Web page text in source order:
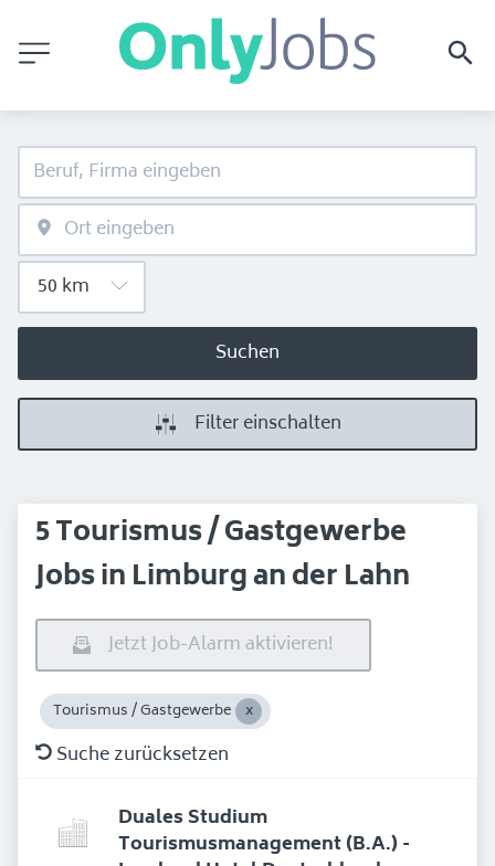
Suchen
Filter einschalten
5 Tourismus / Gastgewerbe
Jobs in Limburg an der Lahn
Jetzt Job-Alarm aktivieren!
Tourismus / Gastgewerbe
Suche zurücksetzen
Duales Studium
Tourismusmanagement (B.A.) -